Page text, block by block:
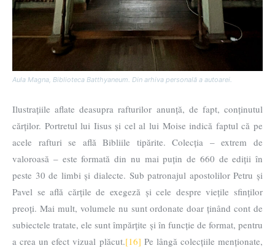
Aula Magna, Biblioteca Batthyaneum. Din arhiva personală a autoarei.
Ilustrațiile aflate deasupra rafturilor anunță, de fapt, conținutul
cărților. Portretul lui Iisus și cel al lui Moise indică faptul că pe
acele rafturi se află Bibliile tipărite. Colecția – extrem de
valoroasă – este formată din nu mai puțin de 660 de ediții în
peste 30 de limbi și dialecte. Sub patronajul apostolilor Petru și
Pavel se află cărțile de exegeză și cele despre viețile sfinților
preoți. Mai mult, volumele nu sunt ordonate doar ținând cont de
subiectele tratate, ele sunt împărțite și în funcție de format, pentru
a crea un efect vizual plăcut.[16] Pe lângă colecțiile menționate,